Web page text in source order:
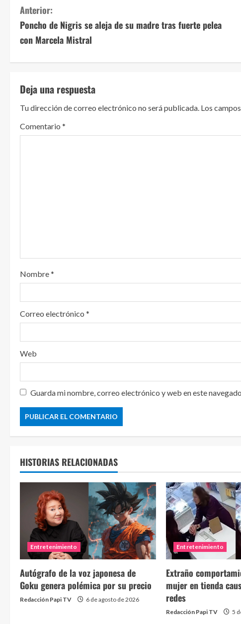
S
i
e
l
e
Anterior:
Poncho de Nigris se aleja de su madre tras fuerte pelea
con Marcela Mistral
Deja una respuesta
Tu dirección de correo electrónico no será publicada. Los
Comentario *
Nombre*
Correo electrónico *
Web
Guarda mi nombre, correo electrónico y web en este
HISTORIAS RELACIONADAS
Entretenimiento
Autógrafo de la voz japonesa de
Goku genera polémica por su precio
Redacción Papi TV 6 de agosto de 2026
Entretenimiento
Extraño
mujer en tienda
redes
Redacción Papi TV 5